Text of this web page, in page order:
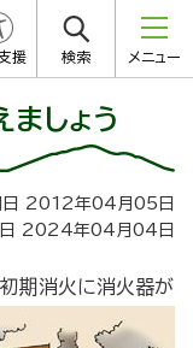
援 検索 メニュー
しょう
日 2012年04月05日
日 2024年04月04日
期消火に消火器が